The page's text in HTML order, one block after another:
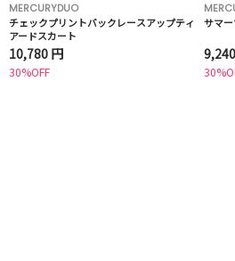
MERCURYDUO
チェックプリントバックレースアップティ
アードスカート
10,780 円
30%OFF
サマ